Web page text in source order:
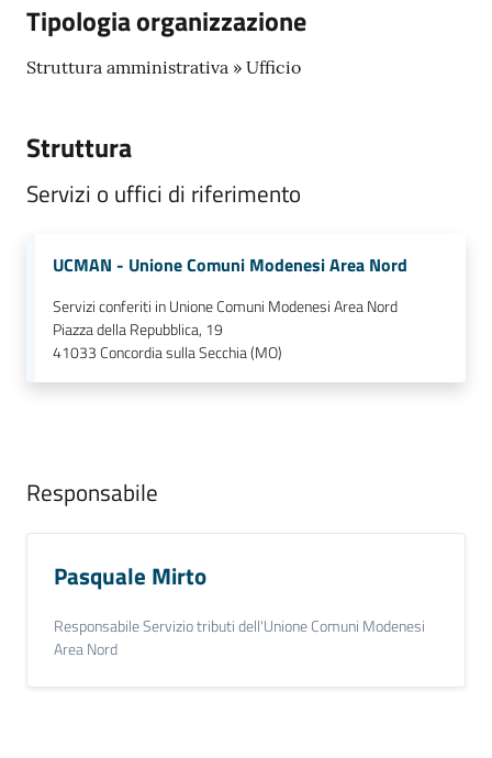
Tipologia organizzazione
Struttura amministrativa » Ufficio
Struttura
Servizi o uffici di riferimento
UCMAN - Unione Comuni Modenesi Area Nord
Servizi conferiti in Unione Comuni Modenesi Area Nord
Piazza della Repubblica, 19
41033Concordia sulla Secchia (MO)
Responsabile
Pasquale Mirto
Responsabile Servizio tributi dell'Unione Comuni Modenesi
Area Nord